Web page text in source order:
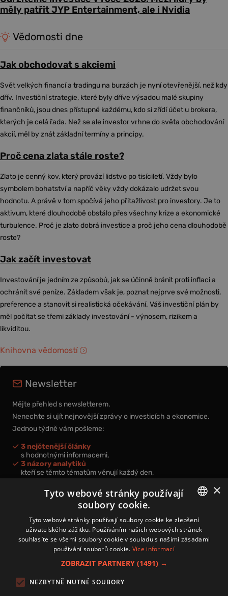
měly patřit JYP Entertainment, ale i Nvidia
Vědomosti dne
Jak obchodovat s akciemi
Svět velkých financí a tradingu na burzách je nyní otevřenější, než kdy
dřív. Investiční strategie, které byly dříve výsadou malé skupiny
finančníků, jsou dnes přístupné každému, kdo si zřídí účet u brokera,
kterých je celá řada. Než se ale investor vrhne do světa obchodování
akcií, měl by znát základní termíny a principy.
Proč cena zlata stále roste?
Zlato je cenný kov, který provází lidstvo po tisíciletí. Vždy bylo
symbolem bohatství a napříč věky vždy dokázalo udržet svou
hodnotu. A právě v tom spočívá jeho přitažlivost pro investory. Je to
aktivum, které dlouhodobě obstálo přes všechny krize a ekonomické
turbulence. Proč je zlato dobrá investice a proč jeho cena dlouhodobě
roste?
Jak začít investovat
Investování je jedním ze způsobů, jak se účinně bránit proti inflaci a
ochránit své peníze. Základem však je, poznat nejprve své možnosti,
preference a stanovit si realistická očekávání. Váš investiční plán by
měl počítat se třemi základy investování - výnosem, rizikem a
likviditou.
Knihovna vědomostí
Newsletter
Mějte přehled s newsletterem.
Nenechte si ujít nejnovější zprávy o investicích a ekonomice.
Jednou týdně vám pošleme:
3 nejčtenější články
s hodnotnými informacemi,
3 názory analytiků
kteří se těmto tématům věnují každý den,
nová videa a podcasty
k prohloubení vašich znalostí.
Přihlášením k newsletteru vyjadřujete svůj souhlas spodmínkami
zpracování osobních údajů.
Zásady používání souborů cookies
CZECH
×
Tyto webové stránky používají
soubory cookie.
Tyto webové stránky používají soubory cookie ke zlepšení
uživatelského zážitku. Používáním našich webových stránek
souhlasíte se všemi soubory cookie v souladu s našimi zásadami
používání souborů cookie. Více informací
ZOBRAZIT PARTNERY (1491) →
NEZBYTNĚ NUTNÉ SOUBORY